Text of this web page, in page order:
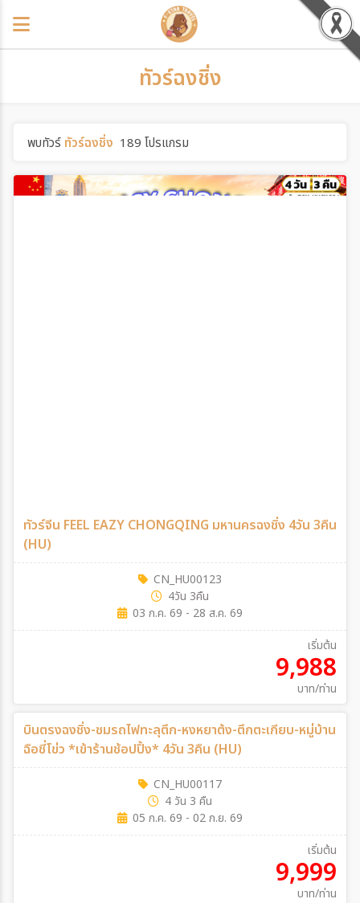
ทัวร์ฉงชิ่ง
พบทัวร์ ทัวร์ฉงชิ่ง 189 โปรแกรม
ทัวร์จีน FEEL EAZY CHONGQING มหานครฉงชิ่ง 4วัน 3คืน
(HU)
CN_HU00123
4วัน 3คืน
03 ก.ค. 69 - 28 ส.ค. 69
เริ่มต้น
9,988
บาท/ท่าน
บินตรงฉงชิ่ง-ชมรถไฟทะลุตึก-หงหยาต้ง-ตึกตะเกียบ-หมู่บ้าน
ฉือชี่โข่ว *เข้าร้านช้อปปิ้ง* 4วัน 3คืน (HU)
CN_HU00117
4 วัน 3 คืน
05 ก.ค. 69 - 02 ก.ย. 69
เริ่มต้น
9,999
บาท/ท่าน